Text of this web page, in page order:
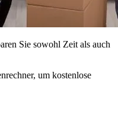
Sie sowohl Zeit als auch
um kostenlose